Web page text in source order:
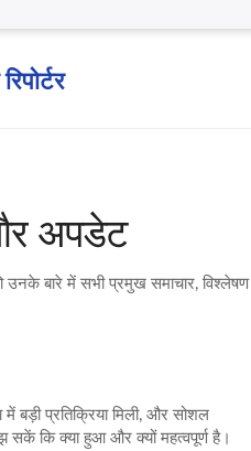
अपडेट
बारे में सभी प्रमुख समाचार, विश्लेषण
बड़ी प्रतिक्रिया मिली, और सोशल
सकें कि क्या हुआ और क्यों महत्वपूर्ण है।